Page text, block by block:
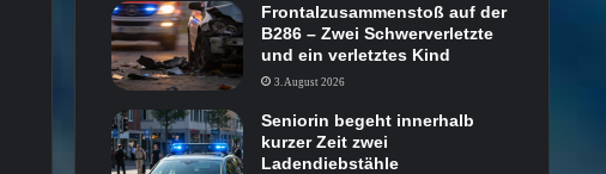
Frontalzusammenstoß auf der
B286 – Zwei Schwerverletzte
und ein verletztes Kind
3. August 2026
Seniorin begeht innerhalb
kurzer Zeit zwei
Ladendiebstähle